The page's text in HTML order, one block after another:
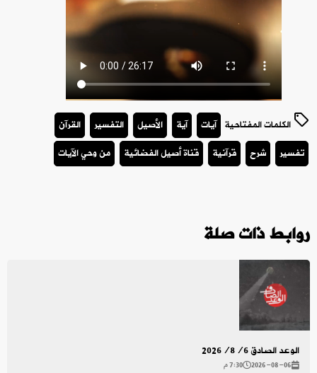
الكلمات المفتاحية آيات آية الأصيل التفسير
القرآن
تفسير
شرح قرآنية قناة أصيل الفضائية من وحي الآيات
روابط ذات صلة
الوعد الصادق 2026/8/6
2026-08-06 7:30 م